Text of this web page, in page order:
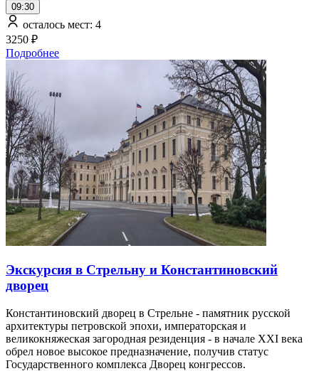
09:30
осталось мест: 4
3250 ₽
Подробнее
Экскурсия в Стрельну и Константиновский
дворец
Константиновский дворец в Стрельне - памятник русской
архитектуры петровской эпохи, императорская и
великокняжеская загородная резиденция - в начале XXI века
обрел новое высокое предназначение, получив статус
Государственного комплекса Дворец конгрессов.